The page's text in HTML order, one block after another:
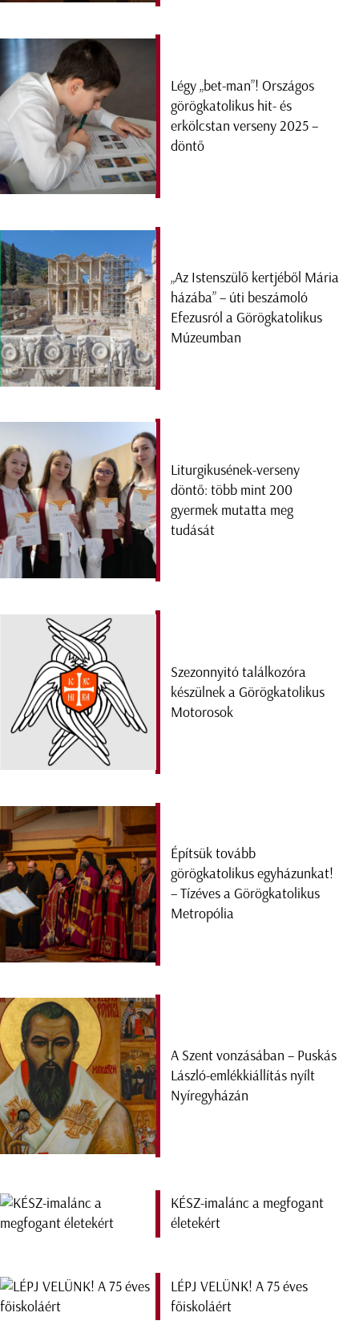
Légy „bet-man”! Országos
görögkatolikus hit- és
erkölcstan verseny 2025 –
döntő
„Az Istenszülő kertjéből Mária
házába” – úti beszámoló
Efezusról a Görögkatolikus
Múzeumban
Liturgikusének-verseny
döntő: több mint 200
gyermek mutatta meg
tudását
Szezonnyitó találkozóra
készülnek a Görögkatolikus
Motorosok
Építsük tovább
görögkatolikus egyházunkat!
– Tízéves a Görögkatolikus
Metropólia
A Szent vonzásában – Puskás
László-emlékkiállítás nyílt
Nyíregyházán
KÉSZ-imalánc a megfogant
életekért
LÉPJ VELÜNK! A 75 éves
főiskoláért